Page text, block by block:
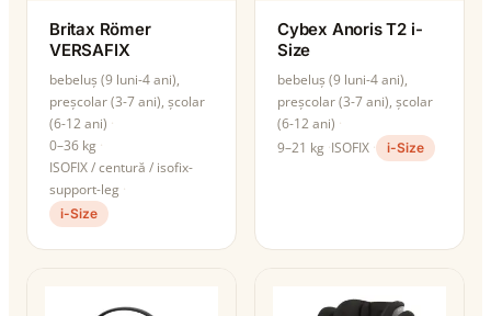
Britax Römer
VERSAFIX
bebeluș (9 luni-4 ani),
preșcolar (3-7 ani), școlar
(6-12 ani)
0–36 kg
ISOFIX / centură / isofix-
support-leg
i-Size
Cybex Anoris T2 i-
Size
bebeluș (9 luni-4 ani),
preșcolar (3-7 ani), școlar
(6-12 ani)
9–21 kg ISOFIX i-Size